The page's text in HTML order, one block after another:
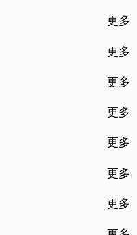
更多
更多
更多
更多
更多
更多
更多